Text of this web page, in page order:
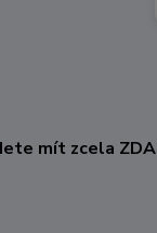
mít zcela